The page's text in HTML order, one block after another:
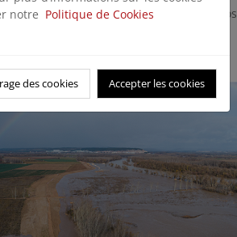
servicios afectados tras los trabajos
notre Politique de Cookies
des cookies Accepter les cookies